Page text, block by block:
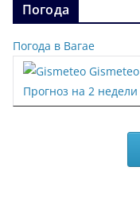
Погода
Погода в Вагае
Gismeteo
Прогноз на 2 недели